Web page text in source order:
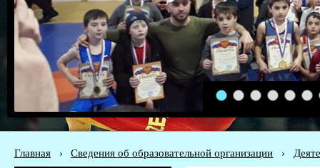
1 2 3 4 5 6
Главная › Сведения об образовательной организации ›